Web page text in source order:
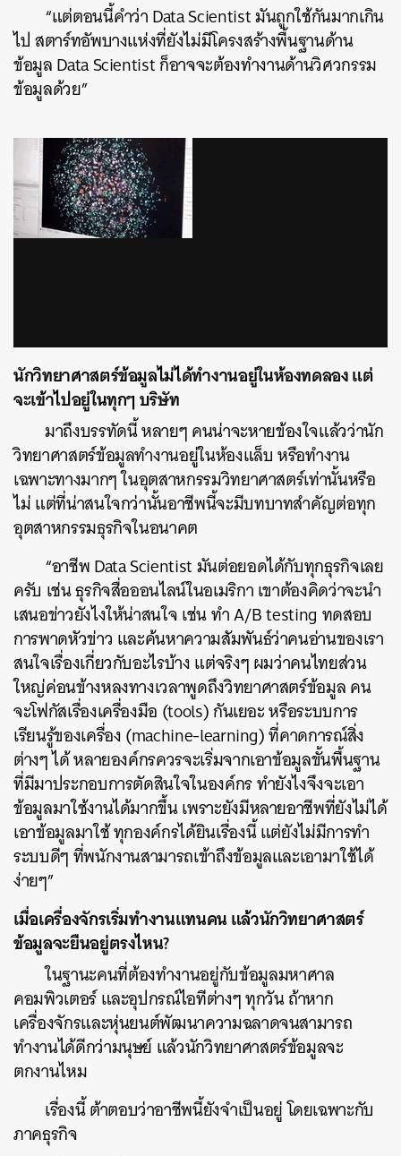
“แต่ตอนนี้คำว่า Data Scientist มันถูกใช้กันมากเกิน
ไป สตาร์ทอัพบางแห่งที่ยังไม่มีโครงสร้างพื้นฐานด้าน
ข้อมูล Data Scientist ก็อาจจะต้องทำงานด้านวิศวกรรม
ข้อมูลด้วย”
นักวิทยาศาสตร์ข้อมูลไม่ได้ทำงานอยู่ในห้องทดลอง แต่
จะเข้าไปอยู่ในทุกๆ บริษัท
มาถึงบรรทัดนี้ หลายๆ คนน่าจะหายข้องใจแล้วว่านัก
วิทยาศาสตร์ข้อมูลทำงานอยู่ในห้องแล็บ หรือทำงาน
เฉพาะทางมากๆ ในอุตสาหกรรมวิทยาศาสตร์เท่านั้นหรือ
ไม่ แต่ที่น่าสนใจกว่านั้นอาชีพนี้จะมีบทบาทสำคัญต่อทุก
อุตสาหกรรมธุรกิจในอนาคต
“อาชีพ Data Scientist มันต่อยอดได้กับทุกธุรกิจเลย
ครับ เช่น ธุรกิจสื่อออนไลน์ในอเมริกา เขาต้องคิดว่าจะนำ
เสนอข่าวยังไงให้น่าสนใจ เช่น ทำ A/B testing ทดสอบ
การพาดหัวข่าว และค้นหาความสัมพันธ์ว่าคนอ่านของเรา
สนใจเรื่องเกี่ยวกับอะไรบ้าง แต่จริงๆ ผมว่าคนไทยส่วน
ใหญ่ค่อนข้างหลงทางเวลาพูดถึงวิทยาศาสตร์ข้อมูล คน
จะโฟกัสเรื่องเครื่องมือ (tools) กันเยอะ หรือระบบการ
เรียนรู้ของเครื่อง (machine-learning) ที่คาดการณ์สิ่ง
ต่างๆ ได้ หลายองค์กรควรจะเริ่มจากเอาข้อมูลขั้นพื้นฐาน
ที่มีมาประกอบการตัดสินใจในองค์กร ทำยังไงจึงจะเอา
ข้อมูลมาใช้งานได้มากขึ้น เพราะยังมีหลายอาชีพที่ยังไม่ได้
เอาข้อมูลมาใช้ ทุกองค์กรได้ยินเรื่องนี้ แต่ยังไม่มีการทำ
ระบบดีๆ ที่พนักงานสามารถเข้าถึงข้อมูลและเอามาใช้ได้
ง่ายๆ”
เมื่อเครื่องจักรเริ่มทำงานแทนคน แล้วนักวิทยาศาสตร์
ข้อมูลจะยืนอยู่ตรงไหน?
ในฐานะคนที่ต้องทำงานอยู่กับข้อมูลมหาศาล
คอมพิวเตอร์ และอุปกรณ์ไอทีต่างๆ ทุกวัน ถ้าหาก
เครื่องจักรและหุ่นยนต์พัฒนาความฉลาดจนสามารถ
ทำงานได้ดีกว่ามนุษย์ แล้วนักวิทยาศาสตร์ข้อมูลจะ
ตกงานไหม
เรื่องนี้ ต้าตอบว่าอาชีพนี้ยังจำเป็นอยู่ โดยเฉพาะกับ
ภาคธุรกิจ